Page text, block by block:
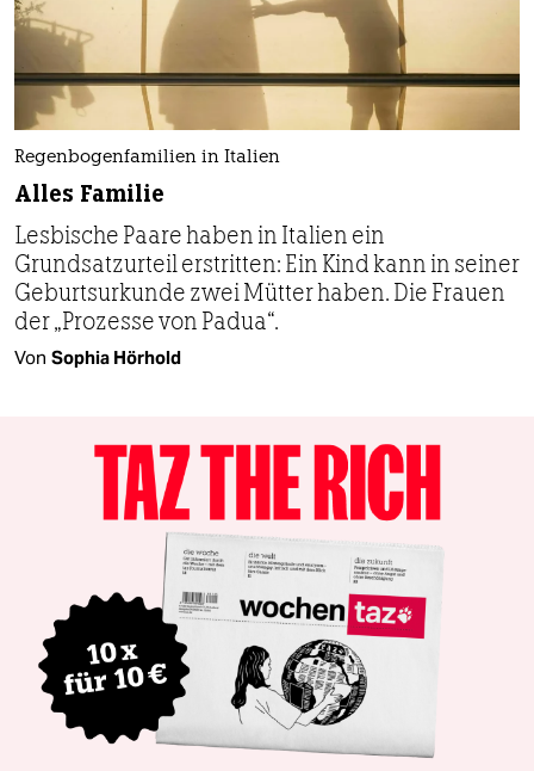
Regenbogenfamilien in Italien
Alles Familie
Lesbische Paare haben in Italien ein
Grundsatzurteil erstritten: Ein Kind kann in seiner
Geburtsurkunde zwei Mütter haben. Die Frauen
der „Prozesse von Padua“.
Von Sophia Hörhold